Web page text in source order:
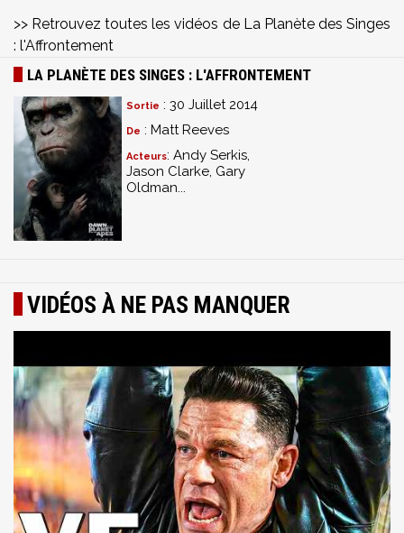
>> Retrouvez toutes les vidéos de La Planète des Singes
: l'Affrontement
LA PLANÈTE DES SINGES : L'AFFRONTEMENT
Sortie : 30 Juillet 2014
De : Matt Reeves
Acteurs: Andy Serkis,
Jason Clarke, Gary
Oldman...
VIDÉOS À NE PAS MANQUER